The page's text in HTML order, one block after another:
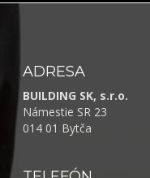
ADRESA
BUILDING SK, s.r.o.
Námestie SR 23
014 01 Bytča